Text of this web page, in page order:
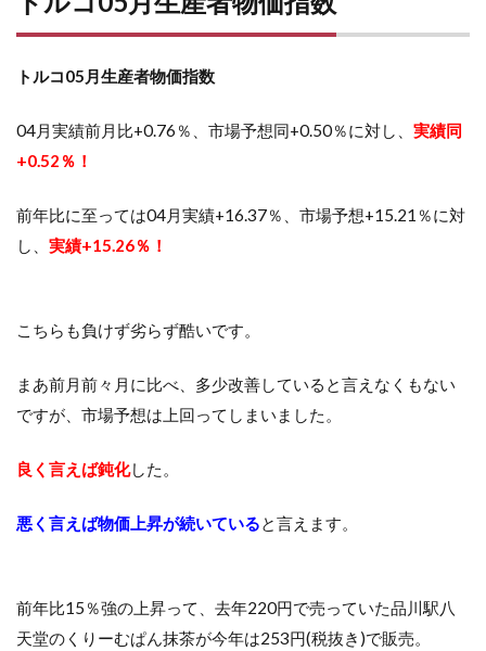
トルコ05月生産者物価指数
04月実績前月比+0.76％、市場予想同+0.50％に対し、 実績同
+0.52％！
前年比に至っては04月実績+16.37％、市場予想+15.21％に対
し、 実績+15.26％！
こちらも負けず劣らず酷いです。
まあ前月前々月に比べ、多少改善していると言えなくもない
ですが、市場予想は上回ってしまいました。
良く言えば鈍化した。
悪く言えば物価上昇が続いていると言えます。
前年比15％強の上昇って、去年220円で売っていた品川駅八
天堂のくりーむぱん抹茶が今年は253円(税抜き)で販売。